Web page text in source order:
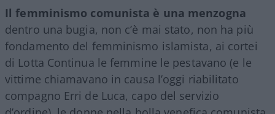
Il femminismo comunista è una menzogna
dentro una bugia, non c’è mai stato, non ha più
fondamento del femminismo islamista, ai cortei
di Lotta Continua le femmine le pestavano (e le
vittime chiamavano in causa l’oggi riabilitato
compagno Erri de Luca, capo del servizio